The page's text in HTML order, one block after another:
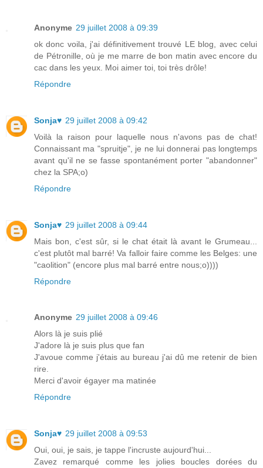
Anonyme 29 juillet 2008 à 09:39
ok donc voila, j'ai définitivement trouvé LE blog, avec celui
de Pétronille, où je me marre de bon matin avec encore du
cac dans les yeux. Moi aimer toi, toi très drôle!
Répondre
Sonja♥ 29 juillet 2008 à 09:42
Voilà la raison pour laquelle nous n'avons pas de chat!
Connaissant ma "spruitje", je ne lui donnerai pas longtemps
avant qu'il ne se fasse spontanément porter "abandonner"
chez la SPA;o)
Répondre
Sonja♥ 29 juillet 2008 à 09:44
Mais bon, c'est sûr, si le chat était là avant le Grumeau...
c'est plutôt mal barré! Va falloir faire comme les Belges: une
"caolition" (encore plus mal barré entre nous;o))))
Répondre
Anonyme 29 juillet 2008 à 09:46
Alors là je suis plié
J'adore là je suis plus que fan
J'avoue comme j'étais au bureau j'ai dû me retenir de bien
rire.
Merci d'avoir égayer ma matinée
Répondre
Sonja♥ 29 juillet 2008 à 09:53
Oui, oui, je sais, je tappe l'incruste aujourd'hui...
Zavez remarqué comme les jolies boucles dorées du